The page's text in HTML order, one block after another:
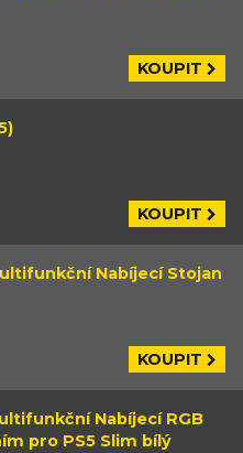
KOUPIT
KOUPIT
Nabíjecí Stojan
KOUPIT
Nabíjecí RGB
pro PS5 Slim bílý